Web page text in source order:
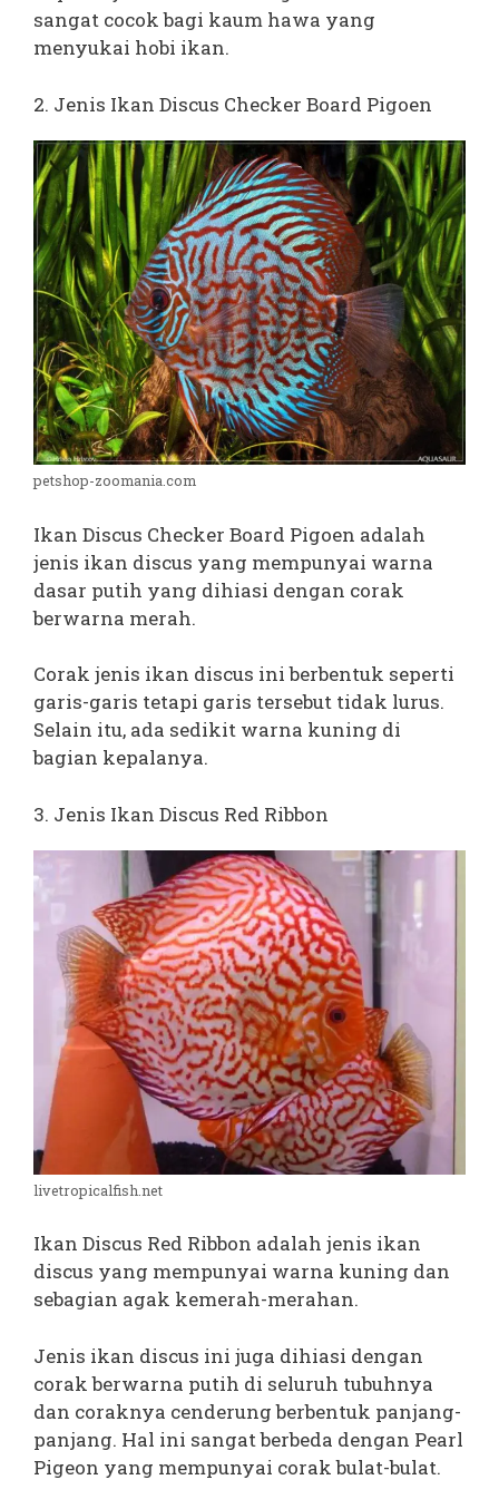
sangat cocok bagi kaum hawa yang
menyukai hobi ikan.
2. Jenis Ikan Discus Checker Board Pigoen
petshop-zoomania.com
Ikan Discus Checker Board Pigoen adalah
jenis ikan discus yang mempunyai warna
dasar putih yang dihiasi dengan corak
berwarna merah.
Corak jenis ikan discus ini berbentuk seperti
garis-garis tetapi garis tersebut tidak lurus.
Selain itu, ada sedikit warna kuning di
bagian kepalanya.
3. Jenis Ikan Discus Red Ribbon
livetropicalfish.net
Ikan Discus Red Ribbon adalah jenis ikan
discus yang mempunyai warna kuning dan
sebagian agak kemerah-merahan.
Jenis ikan discus ini juga dihiasi dengan
corak berwarna putih di seluruh tubuhnya
dan coraknya cenderung berbentuk panjang-
panjang. Hal ini sangat berbeda dengan Pearl
Pigeon yang mempunyai corak bulat-bulat.